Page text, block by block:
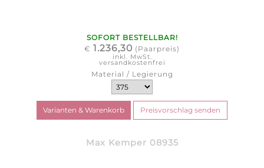
SOFORT BESTELLBAR!
€ 1.236,30 (Paarpreis)
inkl. MwSt.
versandkostenfrei
Material / Legierung
Max Kemper 08935